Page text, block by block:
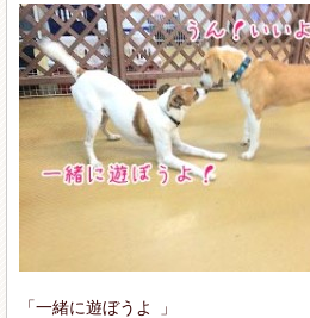
「一緒に遊ぼうよ 」